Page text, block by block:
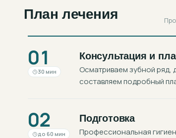
План лечения
01
30 мин
Консультация и
Осматриваем зубной
составляем подробный
02
до 60 мин
Подготовка
Профессиональная